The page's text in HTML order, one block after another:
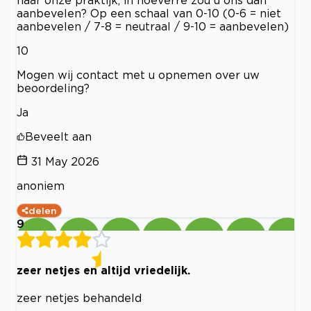
aanbevelen? Op een schaal van 0-10 (0-6 = niet
aanbevelen / 7-8 = neutraal / 9-10 = aanbevelen)
10
Mogen wij contact met u opnemen over uw
beoordeling?
Ja
Beveelt aan
31 May 2026
anoniem
delen
9
zeer netjes en altijd vriedelijk.
zeer netjes behandeld